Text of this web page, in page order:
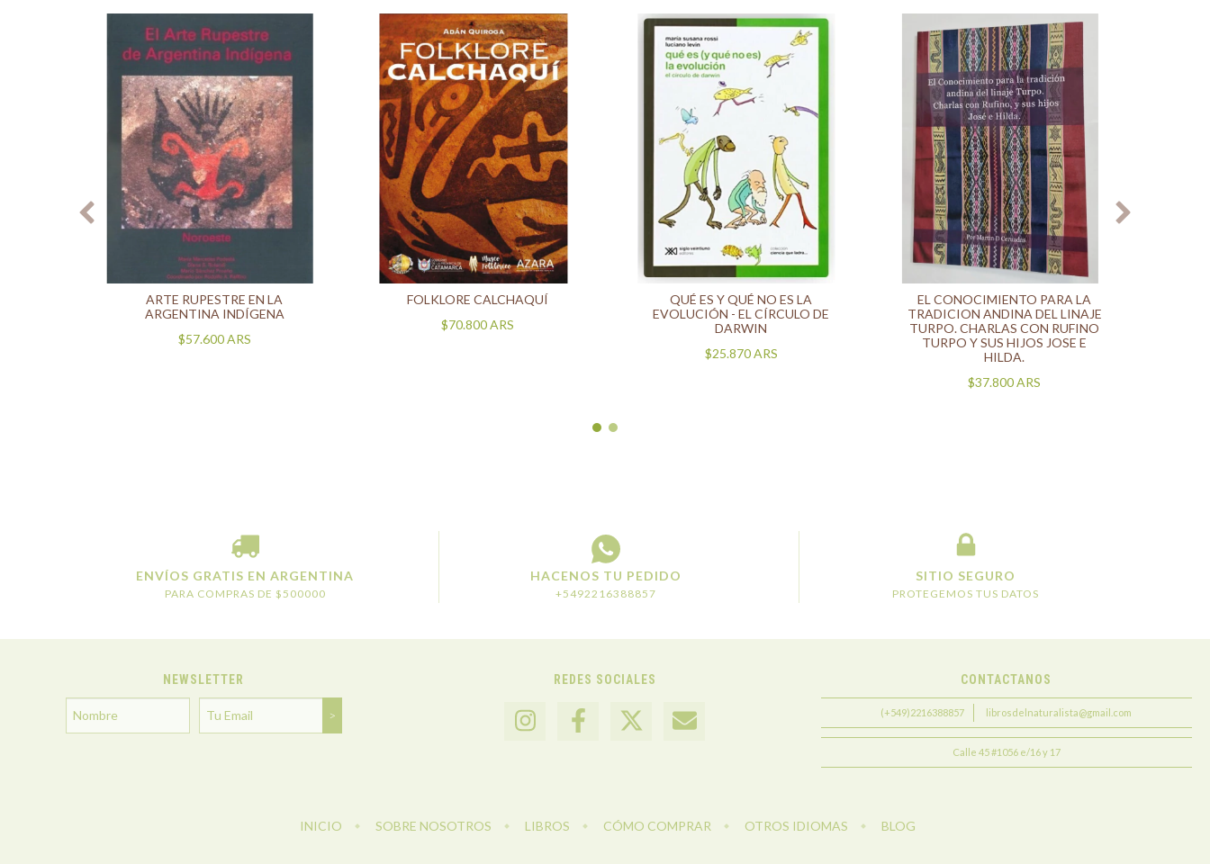
ARTE RUPESTRE EN LA
ARGENTINA INDÍGENA
$57.600ARS
FOLKLORE CALCHAQUÍ
$70.800ARS
QUÉ ES Y QUÉ NO ES LA
EVOLUCIÓN - EL CÍRCULO DE
DARWIN
$25.870ARS
EL CONOCIMIENTO PARA LA
TRADICION ANDINA DEL LINAJE
TURPO. CHARLAS CON RUFINO
TURPO Y SUS HIJOS JOSE E
HILDA.
$37.800ARS
ENVÍOS GRATIS EN ARGENTINA
PARA COMPRAS DE $500000
HACENOS TU PEDIDO
+5492216388857
SITIO SEGURO
PROTEGEMOS TUS DATOS
NEWSLETTER REDES SOCIALES CONTACTANOS
(+549)2216388857 librosdelnaturalista@gmail.com
Calle 45 #1056 e/16 y 17
INICIO SOBRE NOSOTROS LIBROS CÓMO COMPRAR OTROS IDIOMAS BLOG